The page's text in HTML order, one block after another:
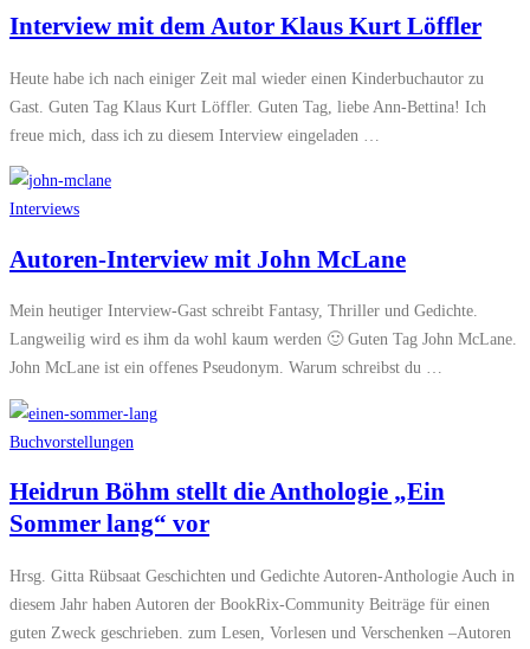
Interview mit dem Autor Klaus Kurt Löffler
Heute habe ich nach einiger Zeit mal wieder einen Kinderbuchautor zu
Gast. Guten Tag Klaus Kurt Löffler. Guten Tag, liebe Ann-Bettina! Ich
freue mich, dass ich zu diesem Interview eingeladen …
Interviews
Autoren-Interview mit John McLane
Mein heutiger Interview-Gast schreibt Fantasy, Thriller und Gedichte.
Langweilig wird es ihm da wohl kaum werden 🙂 Guten Tag John McLane.
John McLane ist ein offenes Pseudonym. Warum schreibst du …
Buchvorstellungen
Heidrun Böhm stellt die Anthologie „Ein
Sommer lang“ vor
Hrsg. Gitta Rübsaat Geschichten und Gedichte Autoren-Anthologie Auch in
diesem Jahr haben Autoren der BookRix-Community Beiträge für einen
guten Zweck geschrieben. zum Lesen, Vorlesen und Verschenken –Autoren